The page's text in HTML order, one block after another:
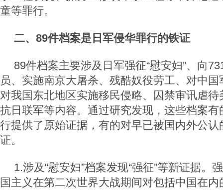
童等罪行。
二、89件档案是日军侵华罪行的铁证
89件档案主要涉及日军强征“慰安妇”、向
员、实施南京大屠杀、残酷奴役劳工、对中
对我国东北地区实施移民侵略、囚禁审讯虐
抗日联军等内容。通过研究发现，这些档案
行提供了原始证据，有的对早已被国内外公
证。
1.涉及“慰安妇”档案发现“强征”等新证据。
国主义在第二次世界大战期间对包括中国在